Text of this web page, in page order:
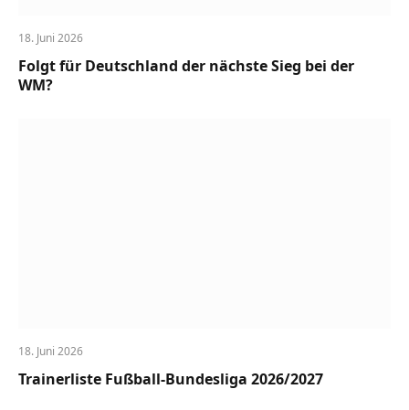
18. Juni 2026
Folgt für Deutschland der nächste Sieg bei der
WM?
18. Juni 2026
Trainerliste Fußball-Bundesliga 2026/2027